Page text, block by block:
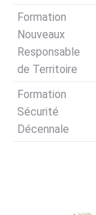
Formation
Nouveaux
Responsable
de Territoire
Formation
Sécurité
Décennale